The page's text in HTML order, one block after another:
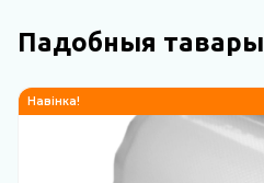
Падобныя тавары
Навінка!